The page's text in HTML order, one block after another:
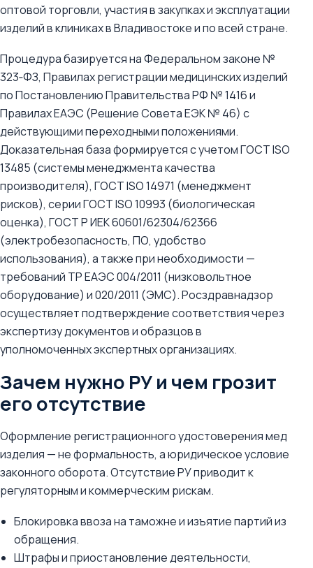
оптовой торговли, участия в закупках и эксплуатации
изделий в клиниках в Владивостоке и по всей стране.
Процедура базируется на Федеральном законе №
323‑ФЗ, Правилах регистрации медицинских изделий
по Постановлению Правительства РФ № 1416 и
Правилах ЕАЭС (Решение Совета ЕЭК № 46) с
действующими переходными положениями.
Доказательная база формируется с учетом ГОСТ ISO
13485 (системы менеджмента качества
производителя), ГОСТ ISO 14971 (менеджмент
рисков), серии ГОСТ ISO 10993 (биологическая
оценка), ГОСТ Р ИЕК 60601/62304/62366
(электробезопасность, ПО, удобство
использования), а также при необходимости —
требований ТР ЕАЭС 004/2011 (низковольтное
оборудование) и 020/2011 (ЭМС). Росздравнадзор
осуществляет подтверждение соответствия через
экспертизу документов и образцов в
уполномоченных экспертных организациях.
Зачем нужно РУ и чем грозит
его отсутствие
Оформление регистрационного удостоверения мед
изделия — не формальность, а юридическое условие
законного оборота. Отсутствие РУ приводит к
регуляторным и коммерческим рискам.
Блокировка ввоза на таможне и изъятие партий из
обращения.
Штрафы и приостановление деятельности,